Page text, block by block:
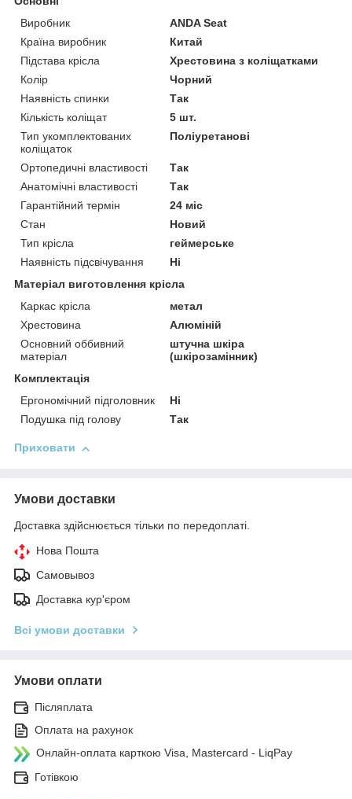
Виробник
ANDA Seat
Країна виробник
Китай
Підстава крісла
Хрестовина з коліщатками
Колір
Чорний
Наявність спинки
Так
Кількість коліщат
5 шт.
Тип укомплектованих
коліщаток
Поліуретанові
Ортопедичні властивості
Так
Анатомічні властивості
Так
Гарантійний термін
24 міс
Стан
Новий
Тип крісла
геймерське
Наявність підсвічування
Ні
Матеріал виготовлення крісла
Каркас крісла
метал
Хрестовина
Алюміній
Основний оббивний
матеріал
штучна шкіра
(шкірозамінник)
Комплектація
Ергономічний підголовник
Ні
Подушка під голову
Так
Приховати
Умови доставки
Доставка здійснюється тільки по передоплаті.
Нова Пошта
Самовывоз
Доставка кур'єром
Всі умови доставки
Умови оплати
Післяплата
Оплата на рахунок
Онлайн-оплата карткою Visa, Mastercard - LiqPay
Готівкою